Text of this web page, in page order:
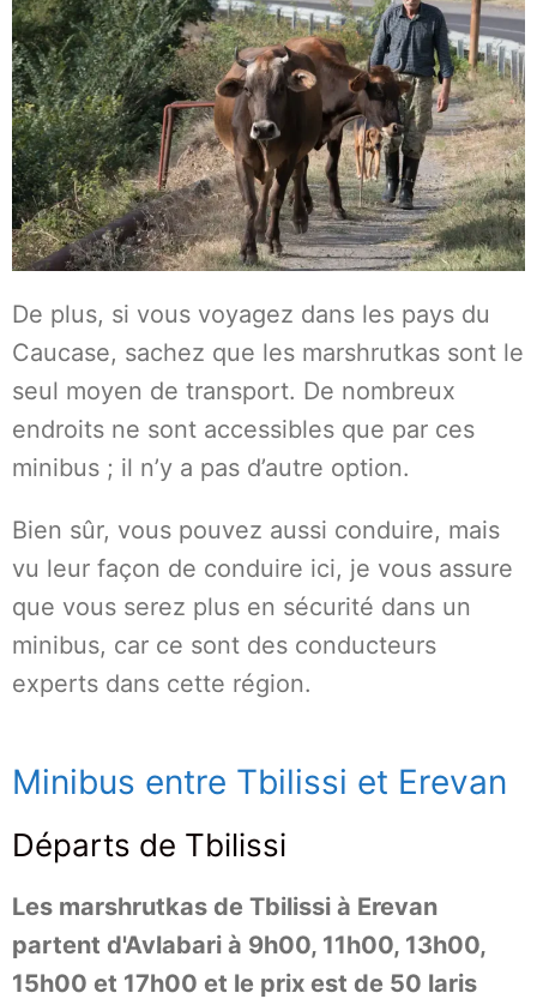
De plus, si vous voyagez dans les pays du
Caucase, sachez que les marshrutkas sont le
seul moyen de transport. De nombreux
endroits ne sont accessibles que par ces
minibus ; il n’y a pas d’autre option.
Bien sûr, vous pouvez aussi conduire, mais
vu leur façon de conduire ici, je vous assure
que vous serez plus en sécurité dans un
minibus, car ce sont des conducteurs
experts dans cette région.
Minibus entre Tbilissi et Erevan
Départs de Tbilissi
Les marshrutkas de Tbilissi à Erevan
partent d'Avlabari à 9h00, 11h00, 13h00,
15h00 et 17h00 et le prix est de 50 laris